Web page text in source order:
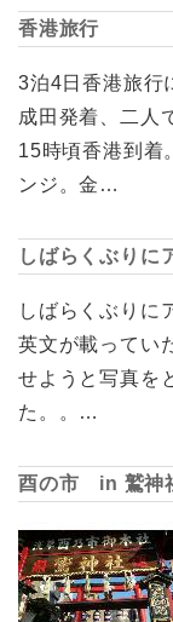
香港旅行
3泊4日香港旅行
成田発着、二人
15時頃香港到着
ンジ。金…
しばらくぶりに
しばらくぶりに
英文が載ってい
せようと写真を
た。。…
酉の市 in 鷲神